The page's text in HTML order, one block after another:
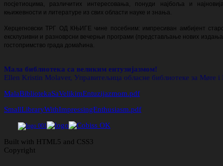
посјетиоцима, различитих интересовања, понуди најбоља и
књижевности и литературе из свих области науке и знања.
Херцегновски ТРГ ОД КЊИГЕ чине посебним: импресиван амбијент
ексклузивни и разноврсни вечерњи програми (представљање нових
гостопримство града домаћина.
Мала библиотека са великим ентузијазмом!
Ellen Kristin Molaver, Управитељица обласне библиотеке за Møre i
MalaBibliotekaSaVelikimEntuzijazmom.pdf
SmallLibraryWithImpressingEnthusiasm.pdf
Built with HTML5 and CSS3
Copyright